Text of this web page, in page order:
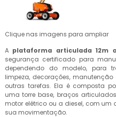
Clique nas imagens para ampliar
A plataforma articulada 12m
segurança certificado para
dependendo do modelo, para
limpeza, decorações,
outras tarefas. Ela é composta
uma torre base, braços
motor elétrico ou a diesel, com
sua movimentação.